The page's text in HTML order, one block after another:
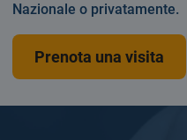
Nazionale o privatamente.
Prenota una visita